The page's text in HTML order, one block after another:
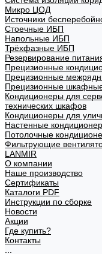
Микро ЦОД
Источники
Стоечные ИБП
Напольные ИБП
Трёхфазные ИБП
Резервирование
Прецизионные
Прецизионные
Прецизионные
Кондиционеры для
технических шкафов
Кондиционеры для
Настенные
Потолочные
Фильтрующие
LANMIR
О компании
Наше производство
Сертификаты
Каталоги PDF
Инструкции по сборке
Новости
Акции
Где купить?
Контакты